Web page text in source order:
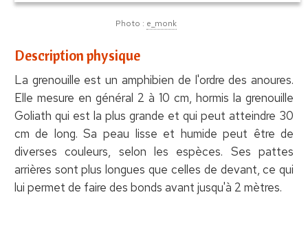
Photo : e_monk
Description physique
La grenouille est un amphibien de l'ordre des anoures.
Elle mesure en général 2 à 10 cm, hormis la grenouille
Goliath qui est la plus grande et qui peut atteindre 30
cm de long. Sa peau lisse et humide peut être de
diverses couleurs, selon les espèces. Ses pattes
arrières sont plus longues que celles de devant, ce qui
lui permet de faire des bonds avant jusqu'à 2 mètres.